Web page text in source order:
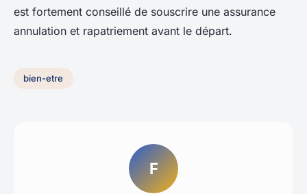
est fortement conseillé de souscrire une assurance
annulation et rapatriement avant le départ.
bien-etre
F